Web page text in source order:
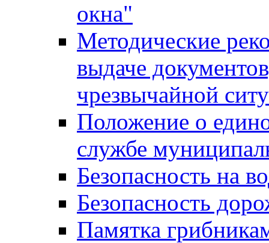
окна"
Методические
выдаче
чрезвычайной
Положение о
службе
Безопасность на
Безопасность
Памятка